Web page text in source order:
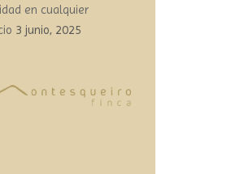
en cualquier
3 junio, 2025